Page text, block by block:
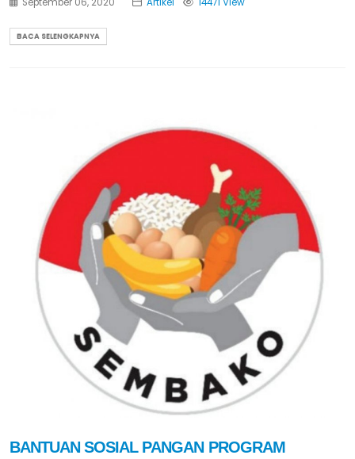
September 06, 2020 Artikel 14471 View
BACA SELENGKAPNYA
BANTUAN SOSIAL PANGAN PROGRAM